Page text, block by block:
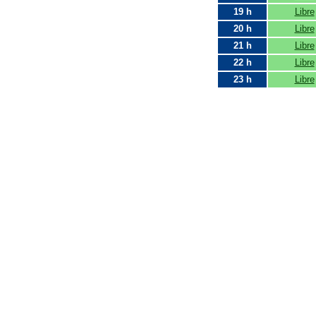
19 h
Libre
20 h
Libre
21 h
Libre
22 h
Libre
23 h
Libre